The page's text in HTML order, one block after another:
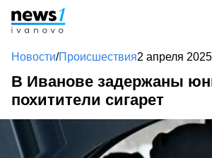
Новости/Происшествия2 апреля
В Иванове задержаны
похитители сигарет